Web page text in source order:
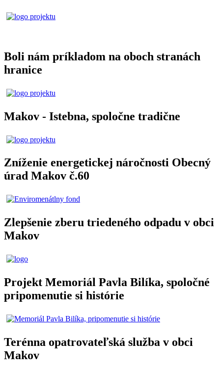
Boli nám príkladom na oboch stranách
hranice
Makov - Istebna, spoločne tradične
Zníženie energetickej náročnosti Obecný
úrad Makov č.60
Zlepšenie zberu triedeného odpadu v obci
Makov
Projekt Memoriál Pavla Bilíka, spoločné
pripomenutie si histórie
Terénna opatrovateľská služba v obci
Makov